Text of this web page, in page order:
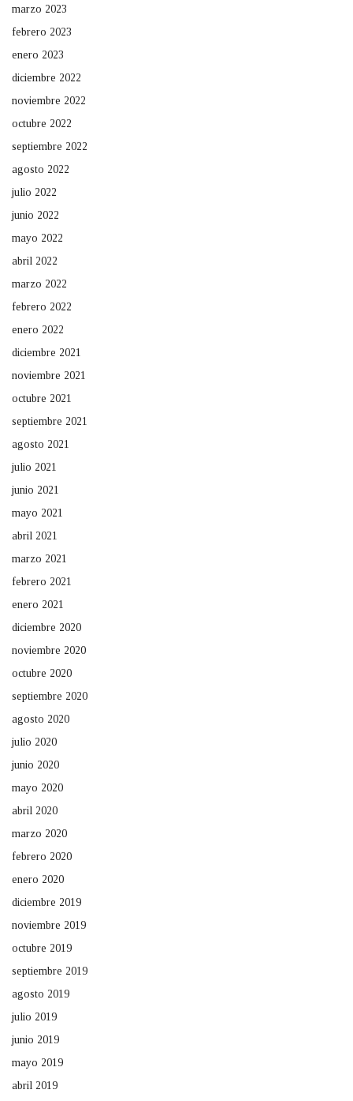
marzo 2023
febrero 2023
enero 2023
diciembre 2022
noviembre 2022
octubre 2022
septiembre 2022
agosto 2022
julio 2022
junio 2022
mayo 2022
abril 2022
marzo 2022
febrero 2022
enero 2022
diciembre 2021
noviembre 2021
octubre 2021
septiembre 2021
agosto 2021
julio 2021
junio 2021
mayo 2021
abril 2021
marzo 2021
febrero 2021
enero 2021
diciembre 2020
noviembre 2020
octubre 2020
septiembre 2020
agosto 2020
julio 2020
junio 2020
mayo 2020
abril 2020
marzo 2020
febrero 2020
enero 2020
diciembre 2019
noviembre 2019
octubre 2019
septiembre 2019
agosto 2019
julio 2019
junio 2019
mayo 2019
abril 2019